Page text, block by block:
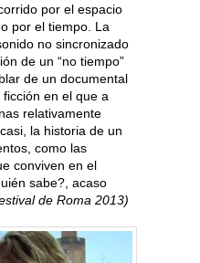
por el espacio
por el tiempo. La
no sincronizado
de un “no tiempo”
de un documental
en el que a
relativamente
la historia de un
como las
conviven en el
sabe?, acaso
de Roma 2013)